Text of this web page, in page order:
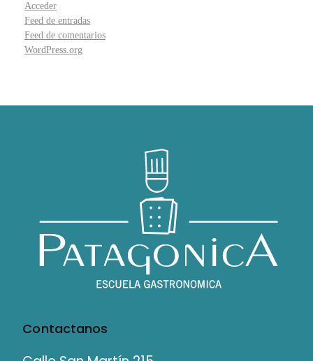
Acceder
Feed de entradas
Feed de comentarios
WordPress.org
Contactanos